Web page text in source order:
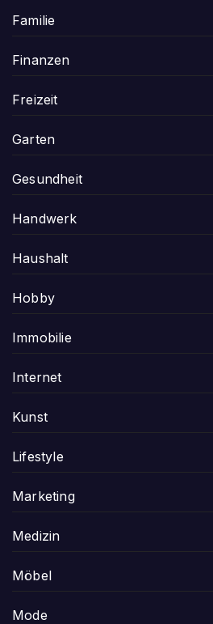
Familie
Finanzen
Freizeit
Garten
Gesundheit
Handwerk
Haushalt
Hobby
Immobilie
Internet
Kunst
Lifestyle
Marketing
Medizin
Möbel
Mode